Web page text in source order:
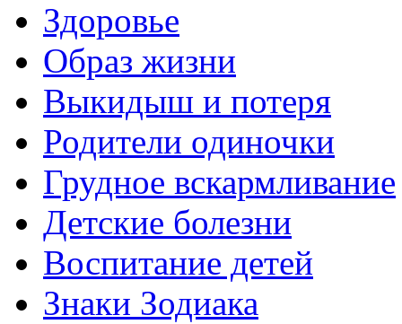
Здоровье
Образ жизни
Выкидыш и потеря
Родители одиночки
Грудное вскармливание
Детские болезни
Воспитание детей
Знаки Зодиака